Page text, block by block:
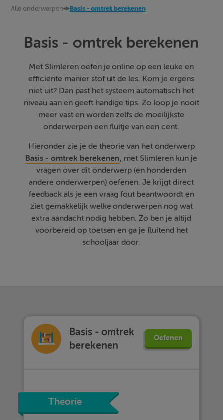
Alle onderwerpen Basis - omtrek berekenen
Basis - omtrek berekenen
Met Slimleren oefen je online op een leuke en
efficiënte manier stof uit de les. Kom je ergens
niet uit? Dan past het systeem automatisch het
niveau aan en geeft handige tips. Zo loop je nooit
meer vast en worden zelfs de moeilijkste
onderwerpen een fluitje van een cent.
Hieronder zie je de theorie van het onderwerp
Basis - omtrek berekenen, met Slimleren kun je
vragen over dit onderwerp (en honderden
andere onderwerpen) oefenen. Je krijgt direct
feedback als je een vraag fout beantwoordt en
ziet gemakkelijk welke onderwerpen nog wat
extra aandacht nodig hebben. Zo ben je altijd
voorbereid op toetsen en ga je fluitend het
schooljaar door.
Basis - omtrek
berekenen
Oefenen
Theorie